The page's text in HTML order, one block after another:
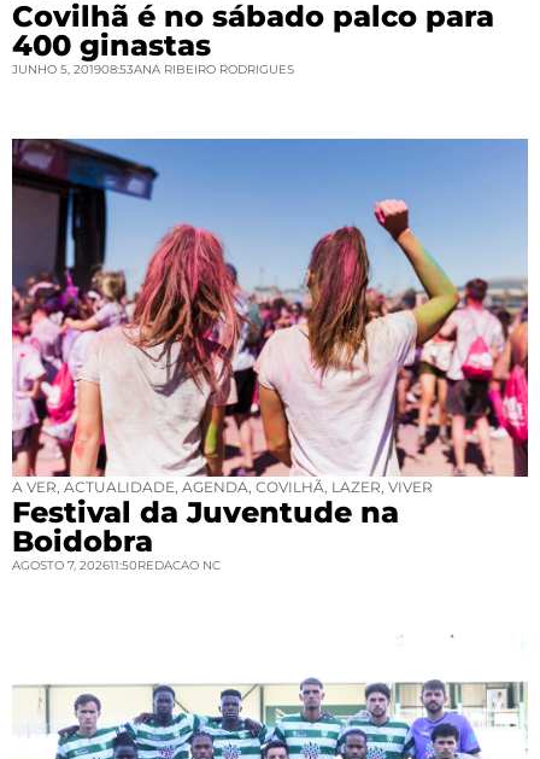
Covilhã é no sábado palco para
400 ginastas
JUNHO 5, 201908:53ANA RIBEIRO RODRIGUES
A VER, ACTUALIDADE, AGENDA, COVILHÃ, LAZER, VIVER
Festival da Juventude na
Boidobra
AGOSTO 7, 202611:50REDACAO NC